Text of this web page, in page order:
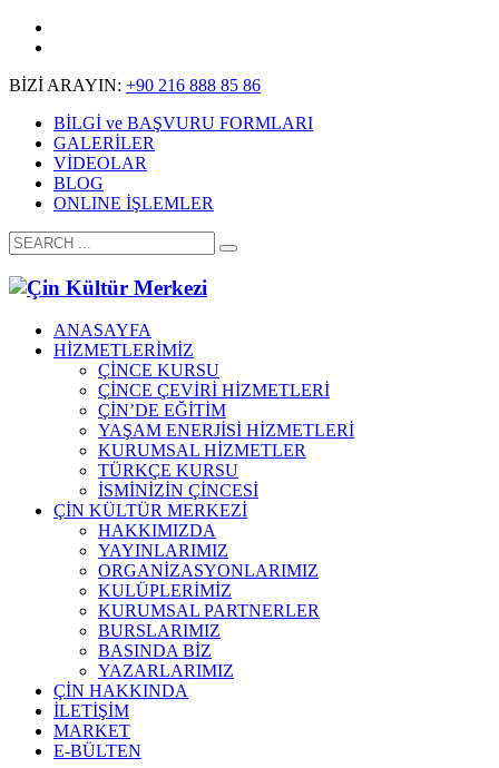
BİZİ ARAYIN: +90 216 888 85 86
BİLGİ ve BAŞVURU FORMLARI
GALERİLER
VİDEOLAR
BLOG
ONLINE İŞLEMLER
ANASAYFA
HİZMETLERİMİZ
ÇİNCE KURSU
ÇİNCE ÇEVİRİ HİZMETLERİ
ÇİN’DE EĞİTİM
YAŞAM ENERJİSİ HİZMETLERİ
KURUMSAL HİZMETLER
TÜRKÇE KURSU
İSMİNİZİN ÇİNCESİ
ÇİN KÜLTÜR MERKEZİ
HAKKIMIZDA
YAYINLARIMIZ
ORGANİZASYONLARIMIZ
KULÜPLERİMİZ
KURUMSAL PARTNERLER
BURSLARIMIZ
BASINDA BİZ
YAZARLARIMIZ
ÇİN HAKKINDA
İLETİŞİM
MARKET
E-BÜLTEN